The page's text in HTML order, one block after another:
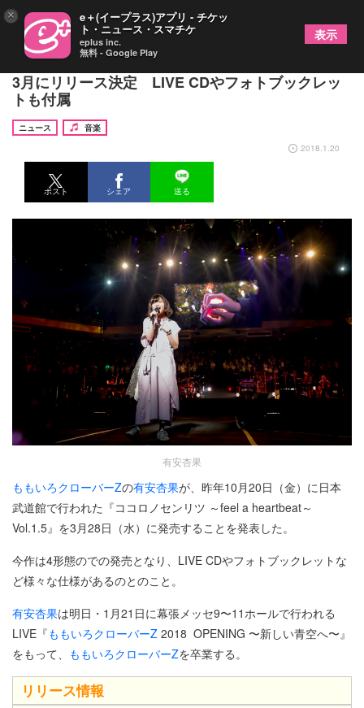
ももクロ・有安杏果、日本武道館公演の映像作品を
3月にリリース決定 LIVE CDやフォトブックレッ
トも付属
ニュース
音楽
2018.1.20
ポスト シェア 送る
有安杏果
ももいろクローバーZの有安杏果が、昨年10月20日（金）に日本
武道館で行われた『ココロノセンリツ ～feel a heartbeat～
Vol.1.5』を3月28日（水）に発売することを発表した。
今作は4形態のでの発売となり、LIVE CDやフォトブックレットな
ど様々な仕様があるのとのこと。
有安杏果は明日・1月21日に幕張メッセ9〜11ホールで行われる
LIVE『ももいろクローバーZ 2018 OPENING 〜新しい青空へ〜』
をもって、 ももいろクローバーZを卒業する。
リリース情報
× e＋(イープラス)アプリ - チケッ
ト・ニュース・スマチケ
eplus inc.
無料 - Google Play
表示